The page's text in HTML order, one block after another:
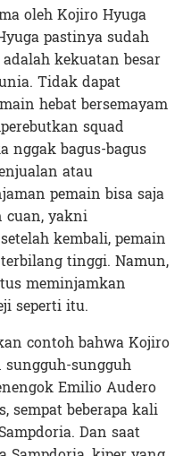
oleh Kojiro Hyuga
pastinya sudah
kekuatan besar
Tidak dapat
hebat bersemayam
squad
nggak bagus-bagus
atau
pemain bisa saja
cuan, yakni
kembali, pemain
tinggi. Namun,
meminjamkan
seperti itu.
contoh bahwa Kojiro
sungguh
Emilio Audero
sempat beberapa kali
Dan saat